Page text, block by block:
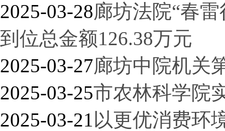
2025-03-28廊坊法院“春
到位总金额126.38万元
2025-03-27廊坊中院机关
2025-03-25市农林科学院
2025-03-21 以更优消费环